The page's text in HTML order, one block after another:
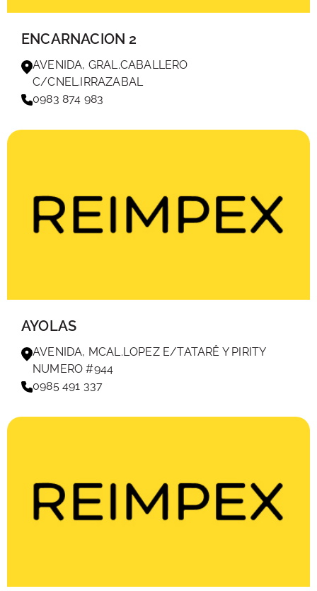
ENCARNACION 2
AVENIDA, GRAL.CABALLERO
C/CNEL.IRRAZABAL
0983 874 983
AYOLAS
AVENIDA, MCAL.LOPEZ E/TATARÊ Y PIRITY
NUMERO #944
0985 491 337